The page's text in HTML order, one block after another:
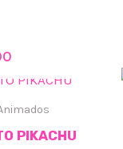
PIKACHU